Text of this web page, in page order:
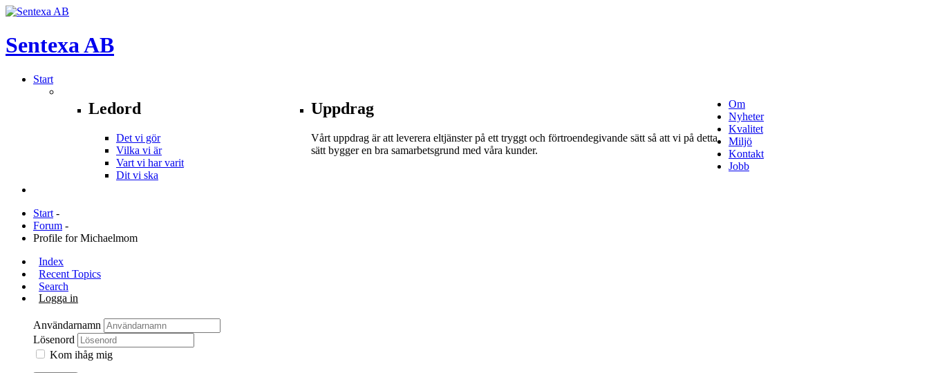
SentexaAB
Start
Ledord
Det vi gör
Vilka vi är
Vart vi har varit
Dit vi ska
Uppdrag
Vårt uppdrag är att leverera eltjänster på ett tryggt och förtroendegivande sätt så att vi på detta
sätt bygger en bra samarbetsgrund med våra kunder.
Om
Nyheter
Kvalitet
Miljö
Kontakt
Jobb
Start -
Forum -
Profile for Michaelmom
Index
Recent Topics
Search
Logga in
Användarnamn
Lösenord
Kom ihåg mig